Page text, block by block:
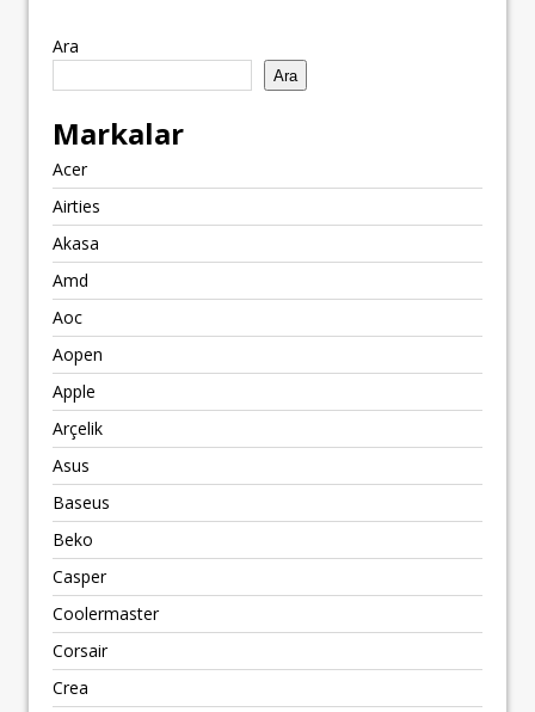
Ara
Ara
Markalar
Acer
Airties
Akasa
Amd
Aoc
Aopen
Apple
Arçelik
Asus
Baseus
Beko
Casper
Coolermaster
Corsair
Crea